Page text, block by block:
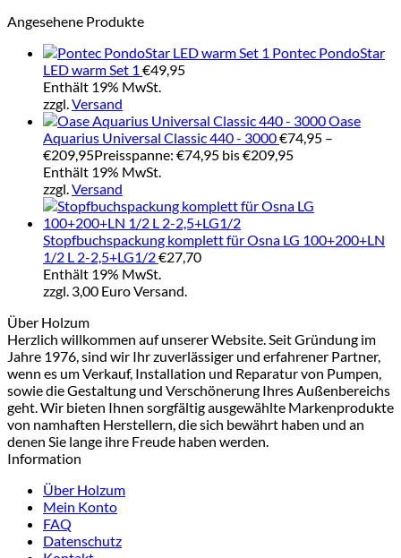
Angesehene Produkte
Pontec PondoStar
LED warm Set 1 €49,95
Enthält 19% MwSt.
zzgl.Versand
Oase
Aquarius Universal Classic 440 - 3000€74,95 –
€209,95Preisspanne: €74,95 bis €209,95
Enthält 19% MwSt.
zzgl.Versand
Stopfbuchspackung komplett für Osna LG 100+200+LN
1/2 L 2-2,5+LG1/2€27,70
Enthält 19% MwSt.
zzgl. 3,00 Euro Versand.
Über Holzum
Herzlich willkommen auf unserer Website. Seit Gründung im
Jahre 1976, sind wir Ihr zuverlässiger und erfahrener Partner,
wenn es um Verkauf, Installation und Reparatur von Pumpen,
sowie die Gestaltung und Verschönerung Ihres Außenbereichs
geht. Wir bieten Ihnen sorgfältig ausgewählte Markenprodukte
von namhaften Herstellern, die sich bewährt haben und an
denen Sie lange ihre Freude haben werden.
Information
Über Holzum
Mein Konto
FAQ
Datenschutz